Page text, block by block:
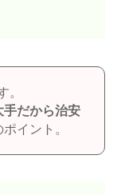
。
手だから治安
イント。